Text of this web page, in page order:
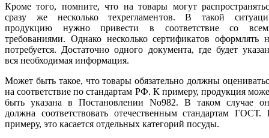
Кроме того, помните, что на товары могут
сразу же несколько техрегламентов. В такой
продукцию нужно привести в соответствие со
требованиями. Однако несколько сертификатов оформлять
потребуется. Достаточно одного документа, где будет
вся необходимая информация.
Может быть такое, что товары обязательно должны
на соответствие по стандартам РФ. К примеру, продукция
быть указана в Постановлении No982. В таком случае
должна соответствовать отечественным стандартам ГОСТ.
примеру, это касается отдельных категорий посуды.